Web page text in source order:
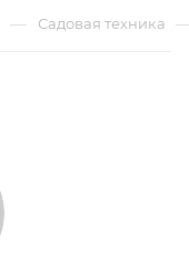
— Садовая техника